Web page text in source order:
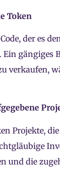
Token
der es
gängiges
verkaufen,
Projekte,
und die